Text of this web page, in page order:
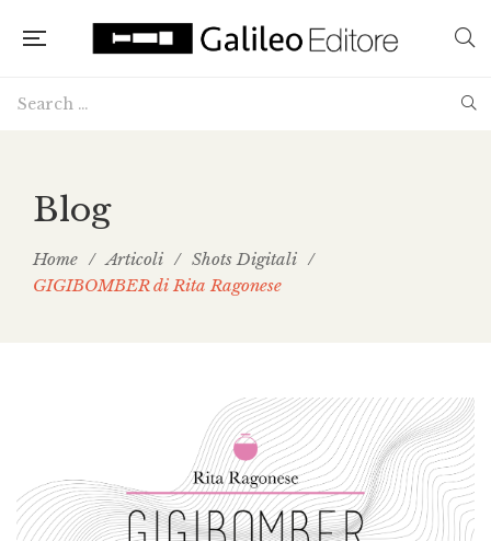
Blog
Home / Articoli / Shots Digitali /
GIGIBOMBER di Rita Ragonese